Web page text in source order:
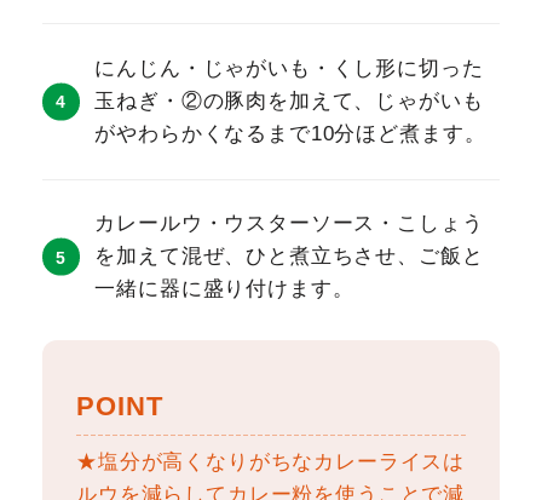
にんじん・じゃがいも・くし形に切った
玉ねぎ・②の豚肉を加えて、じゃがいも
がやわらかくなるまで10分ほど煮ます。
カレールウ・ウスターソース・こしょう
を加えて混ぜ、ひと煮立ちさせ、ご飯と
一緒に器に盛り付けます。
POINT
★塩分が高くなりがちなカレーライスは
ルウを減らしてカレー粉を使うことで減